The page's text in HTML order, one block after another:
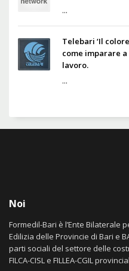
...
Telebari ‘Il
come imparare
lavoro.
...
Noi
Formedil-Bari è l’Ente Bilaterale
Edilizia delle Provincie di Bari e
parti sociali del settore delle
FILCA-CISL e FILLEA-CGIL